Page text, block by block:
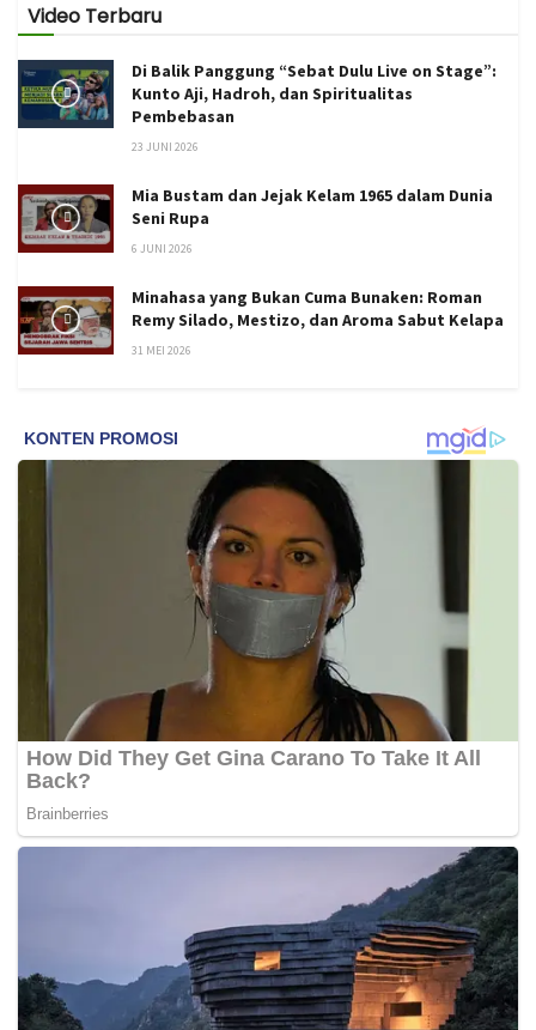
Video Terbaru
Di Balik Panggung “Sebat Dulu Live on Stage”:
Kunto Aji, Hadroh, dan Spiritualitas
Pembebasan
23 JUNI 2026
Mia Bustam dan Jejak Kelam 1965 dalam Dunia
Seni Rupa
6 JUNI 2026
Minahasa yang Bukan Cuma Bunaken: Roman
Remy Silado, Mestizo, dan Aroma Sabut Kelapa
31 MEI 2026